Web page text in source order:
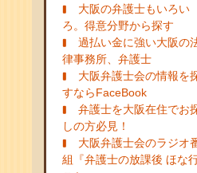
大阪の弁護士もいろい
ろ。得意分野から探す
過払い金に強い大阪の
律事務所、弁護士
大阪弁護士会の情報を
すならFaceBook
弁護士を大阪在住でお
しの方必見！
大阪弁護士会のラジオ
組『弁護士の放課後 ほな